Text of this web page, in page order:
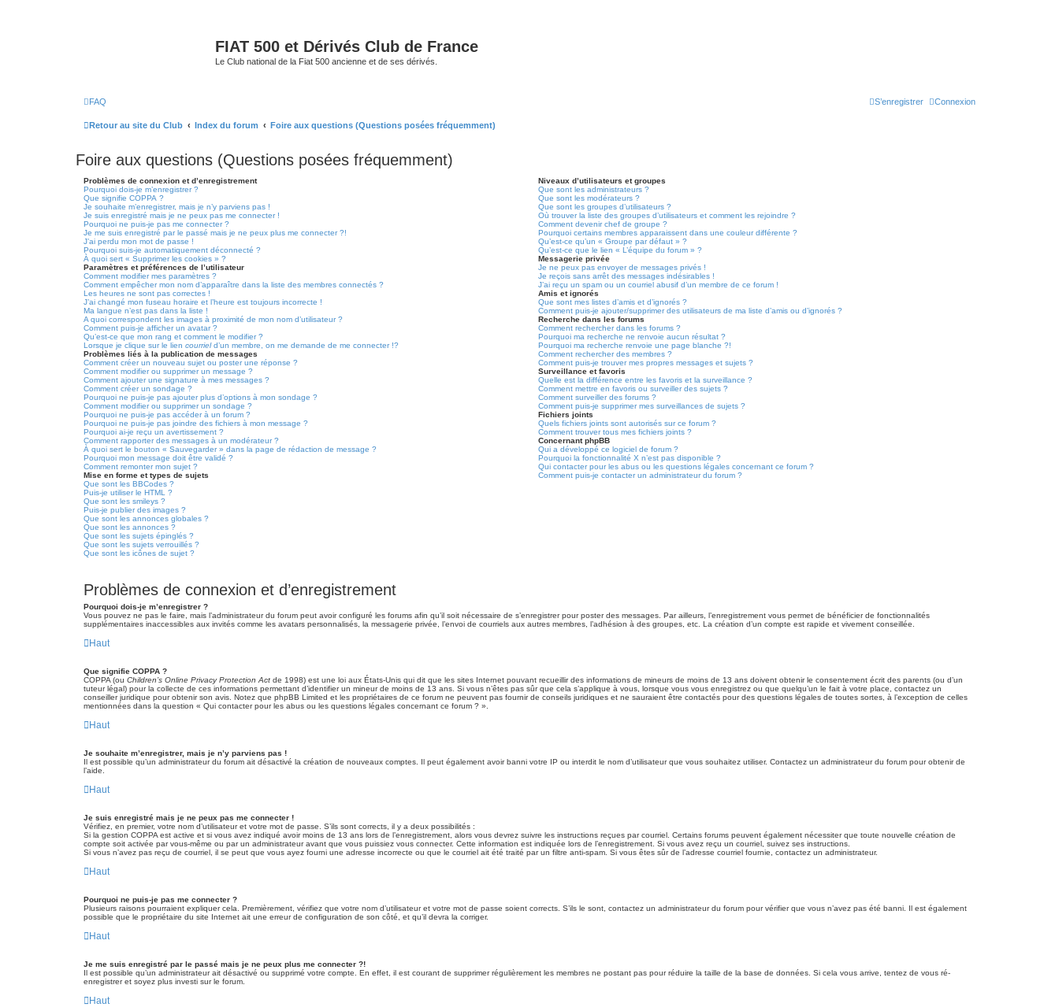
FIAT 500 et Dérivés Club de France
Le Club national de la Fiat 500 ancienne et de ses dérivés.
FAQ Connexion
S’enregistrer
Retour au site du Club Index du forum Foire aux questions (Questions posées fréquemment)
Foire aux questions (Questions posées fréquemment)
Problèmes de connexion et d’enregistrement
Pourquoi dois-je m’enregistrer ?
Que signifie COPPA ?
Je souhaite m’enregistrer, mais je n’y parviens pas !
Je suis enregistré mais je ne peux pas me connecter !
Pourquoi ne puis-je pas me connecter ?
Je me suis enregistré par le passé mais je ne peux plus me connecter ?!
J’ai perdu mon mot de passe !
Pourquoi suis-je automatiquement déconnecté ?
À quoi sert « Supprimer les cookies » ?
Paramètres et préférences de l’utilisateur
Comment modifier mes paramètres ?
Comment empêcher mon nom d’apparaître dans la liste des membres connectés ?
Les heures ne sont pas correctes !
J’ai changé mon fuseau horaire et l’heure est toujours incorrecte !
Ma langue n’est pas dans la liste !
A quoi correspondent les images à proximité de mon nom d’utilisateur ?
Comment puis-je afficher un avatar ?
Qu’est-ce que mon rang et comment le modifier ?
Lorsque je clique sur le lien courrield’un membre, on me demande de me connecter !?
Problèmes liés à la publication de messages
Comment créer un nouveau sujet ou poster une réponse ?
Comment modifier ou supprimer un message ?
Comment ajouter une signature à mes messages ?
Comment créer un sondage ?
Pourquoi ne puis-je pas ajouter plus d’options à mon sondage ?
Comment modifier ou supprimer un sondage ?
Pourquoi ne puis-je pas accéder à un forum ?
Pourquoi ne puis-je pas joindre des fichiers à mon message ?
Pourquoi ai-je reçu un avertissement ?
Comment rapporter des messages à un modérateur ?
À quoi sert le bouton « Sauvegarder » dans la page de rédaction de message ?
Pourquoi mon message doit être validé ?
Comment remonter mon sujet ?
Mise en forme et types de sujets
Que sont les BBCodes ?
Puis-je utiliser le HTML ?
Que sont les smileys ?
Puis-je publier des images ?
Que sont les annonces globales ?
Que sont les annonces ?
Que sont les sujets épinglés ?
Que sont les sujets verrouillés ?
Que sont les icônes de sujet ?
Niveaux d’utilisateurs et groupes
Que sont les administrateurs ?
Que sont les modérateurs ?
Que sont les groupes d’utilisateurs ?
Où trouver la liste des groupes d’utilisateurs et comment les rejoindre ?
Comment devenir chef de groupe ?
Pourquoi certains membres apparaissent dans une couleur différente ?
Qu’est-ce qu’un « Groupe par défaut » ?
Qu’est-ce que le lien « L’équipe du forum » ?
Messagerie privée
Je ne peux pas envoyer de messages privés !
Je reçois sans arrêt des messages indésirables !
J’ai reçu un spam ou un courriel abusif d’un membre de ce forum !
Amis et ignorés
Que sont mes listes d’amis et d’ignorés ?
Comment puis-je ajouter/supprimer des utilisateurs de ma liste d’amis ou d’ignorés ?
Recherche dans les forums
Comment rechercher dans les forums ?
Pourquoi ma recherche ne renvoie aucun résultat ?
Pourquoi ma recherche renvoie une page blanche ?!
Comment rechercher des membres ?
Comment puis-je trouver mes propres messages et sujets ?
Surveillance et favoris
Quelle est la différence entre les favoris et la surveillance ?
Comment mettre en favoris ou surveiller des sujets ?
Comment surveiller des forums ?
Comment puis-je supprimer mes surveillances de sujets ?
Fichiers joints
Quels fichiers joints sont autorisés sur ce forum ?
Comment trouver tous mes fichiers joints ?
Concernant phpBB
Qui a développé ce logiciel de forum ?
Pourquoi la fonctionnalité X n’est pas disponible ?
Qui contacter pour les abus ou les questions légales concernant ce forum ?
Comment puis-je contacter un administrateur du forum ?
Problèmes de connexion et d’enregistrement
Pourquoi dois-je m’enregistrer ?
Vous pouvez ne pas le faire, mais l’administrateur du forum peut avoir configuré les forums afin qu’il soit nécessaire de s’enregistrer pour poster des messages. Par ailleurs, l’enregistrement vous permet de bénéficier de fonctionnalités
supplémentaires inaccessibles aux invités comme les avatars personnalisés, la messagerie privée, l’envoi de courriels aux autres membres, l’adhésion à des groupes, etc. La création d’un compte est rapide et vivement conseillée.
Haut
Que signifie COPPA ?
COPPA (ou Children’s Online Privacy Protection Act de 1998) est une loi aux États-Unis qui dit que les sites Internet pouvant recueillir des informations de mineurs de moins de 13 ans doivent obtenir le consentement écrit des parents (ou d’un
tuteur légal) pour la collecte de ces informations permettant d’identifier un mineur de moins de 13 ans. Si vous n’êtes pas sûr que cela s’applique à vous, lorsque vous vous enregistrez ou que quelqu’un le fait à votre place, contactez un
conseiller juridique pour obtenir son avis. Notez que phpBB Limited et les propriétaires de ce forum ne peuvent pas fournir de conseils juridiques et ne sauraient être contactés pour des questions légales de toutes sortes, à l’exception de celles
mentionnées dans la question « Qui contacter pour les abus ou les questions légales concernant ce forum ? ».
Haut
Je souhaite m’enregistrer, mais je n’y parviens pas !
Il est possible qu’un administrateur du forum ait désactivé la création de nouveaux comptes. Il peut également avoir banni votre IP ou interdit le nom d’utilisateur que vous souhaitez utiliser. Contactez un administrateur du forum pour obtenir de
l’aide.
Haut
Je suis enregistré mais je ne peux pas me connecter !
Vérifiez, en premier, votre nom d’utilisateur et votre mot de passe. S’ils sont corrects, il y a deux possibilités :
Si la gestion COPPA est active et si vous avez indiqué avoir moins de 13 ans lors de l’enregistrement, alors vous devrez suivre les instructions reçues par courriel. Certains forums peuvent également nécessiter que toute nouvelle création de
compte soit activée par vous-même ou par un administrateur avant que vous puissiez vous connecter. Cette information est indiquée lors de l’enregistrement. Si vous avez reçu un courriel, suivez ses instructions.
Si vous n’avez pas reçu de courriel, il se peut que vous ayez fourni une adresse incorrecte ou que le courriel ait été traité par un filtre anti-spam. Si vous êtes sûr de l’adresse courriel fournie, contactez un administrateur.
Haut
Pourquoi ne puis-je pas me connecter ?
Plusieurs raisons pourraient expliquer cela. Premièrement, vérifiez que votre nom d’utilisateur et votre mot de passe soient corrects. S’ils le sont, contactez un administrateur du forum pour vérifier que vous n’avez pas été banni. Il est également
possible que le propriétaire du site Internet ait une erreur de configuration de son côté, et qu’il devra la corriger.
Haut
Je me suis enregistré par le passé mais je ne peux plus me connecter ?!
Il est possible qu’un administrateur ait désactivé ou supprimé votre compte. En effet, il est courant de supprimer régulièrement les membres ne postant pas pour réduire la taille de la base de données. Si cela vous arrive, tentez de vous ré-
enregistrer et soyez plus investi sur le forum.
Haut